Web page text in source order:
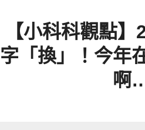
【小科科觀點
字「換」！今年
啊